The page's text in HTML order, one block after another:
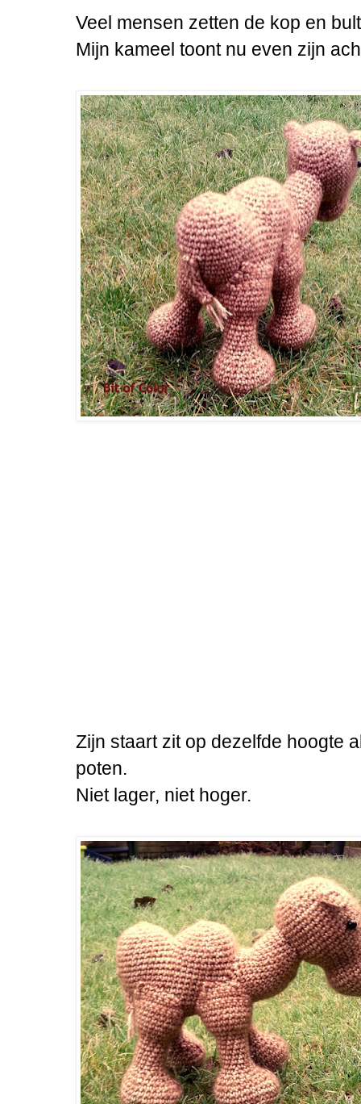
Veel mensen zetten de kop en
Mijn kameel toont nu even zijn
Zijn staart zit op dezelfde hoogte
poten.
Niet lager, niet hoger.